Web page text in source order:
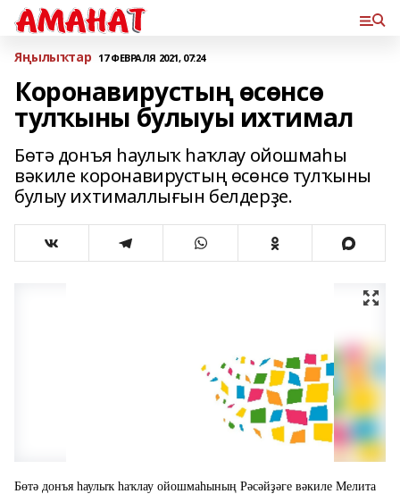
Яңылыҡтар 17 ФЕВРАЛЯ 2021, 07:24
Коронавирустың өсөнсө
тулҡыны булыуы ихтимал
Бөтә донъя һаулыҡ һаҡлау ойошмаһы
вәкиле коронавирустың өсөнсө тулҡыны
булыу ихтималлығын белдерҙе.
Бөтә донъя һаулыҡ һаҡлау ойошмаһының Рәсәйҙәге вәкиле Мелита